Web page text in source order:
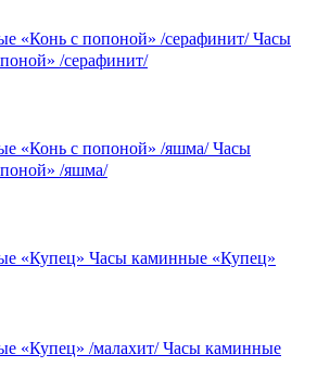
Часы
/серафинит/
Часы
/яшма/
Часы каминные «Купец»
Часы каминные